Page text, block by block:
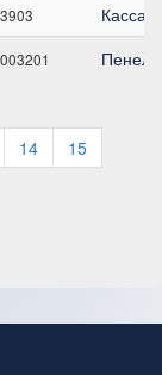
003201
14 15